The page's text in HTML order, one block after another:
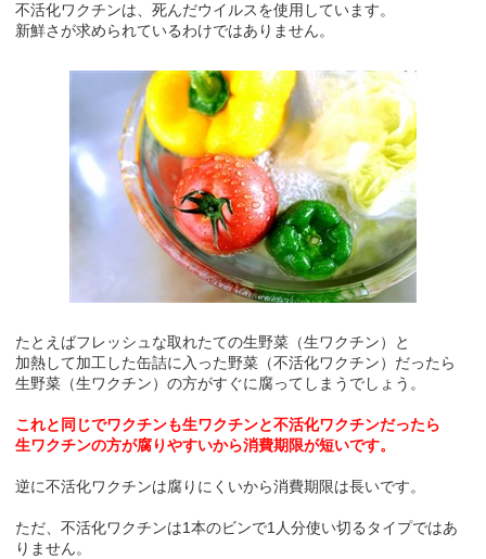
不活化ワクチンは、死んだウイルスを使用しています。
新鮮さが求められているわけではありません。
たとえばフレッシュな取れたての生野菜（生ワクチン）と
加熱して加工した缶詰に入った野菜（不活化ワクチン）だったら
生野菜（生ワクチン）の方がすぐに腐ってしまうでしょう。
これと同じでワクチンも生ワクチンと不活化ワクチンだったら
生ワクチンの方が腐りやすいから消費期限が短いです。
逆に不活化ワクチンは腐りにくいから消費期限は長いです。
ただ、不活化ワクチンは1本のビンで1人分使い切るタイプではあ
りません。